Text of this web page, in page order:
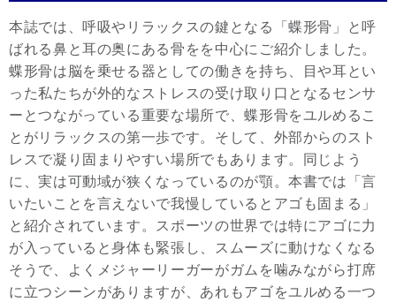
本誌では、呼吸やリラックスの鍵となる「蝶形骨」と呼
ばれる鼻と耳の奥にある骨をを中心にご紹介しました。
蝶形骨は脳を乗せる器としての働きを持ち、目や耳とい
った私たちが外的なストレスの受け取り口となるセンサ
ーとつながっている重要な場所で、蝶形骨をユルめるこ
とがリラックスの第一歩です。そして、外部からのスト
レスで凝り固まりやすい場所でもあります。同じよう
に、実は可動域が狭くなっているのが顎。本書では「言
いたいことを言えないで我慢しているとアゴも固まる」
と紹介されています。スポーツの世界では特にアゴに力
が入っていると身体も緊張し、スムーズに動けなくなる
そうで、よくメジャーリーガーがガムを噛みながら打席
に立つシーンがありますが、あれもアゴをユルめる一つ